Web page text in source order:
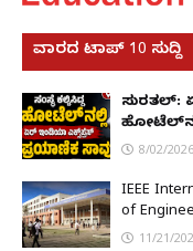
ವಾರದ ಟಾಪ್ 10 ಸುದ್ದಿ
8/02/
IEEE
of
11/21/